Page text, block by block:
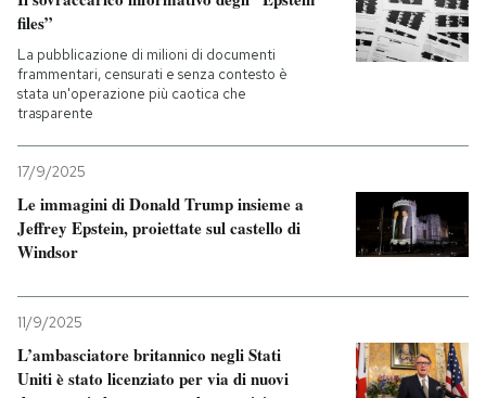
files”
La pubblicazione di milioni di documenti
frammentari, censurati e senza contesto è
stata un'operazione più caotica che
trasparente
17/9/2025
Le immagini di Donald Trump insieme a
Jeffrey Epstein, proiettate sul castello di
Windsor
11/9/2025
L’ambasciatore britannico negli Stati
Uniti è stato licenziato per via di nuovi